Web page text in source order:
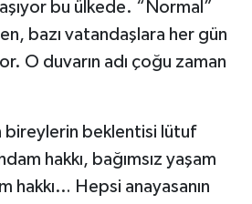
bu ülkede. “Normal”
bazı vatandaşlara her gün
O duvarın adı çoğu zaman
bireylerin beklentisi lütuf
hakkı, bağımsız yaşam
hakkı… Hepsi anayasanın